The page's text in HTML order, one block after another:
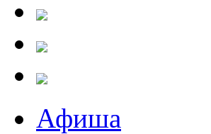
Афиша